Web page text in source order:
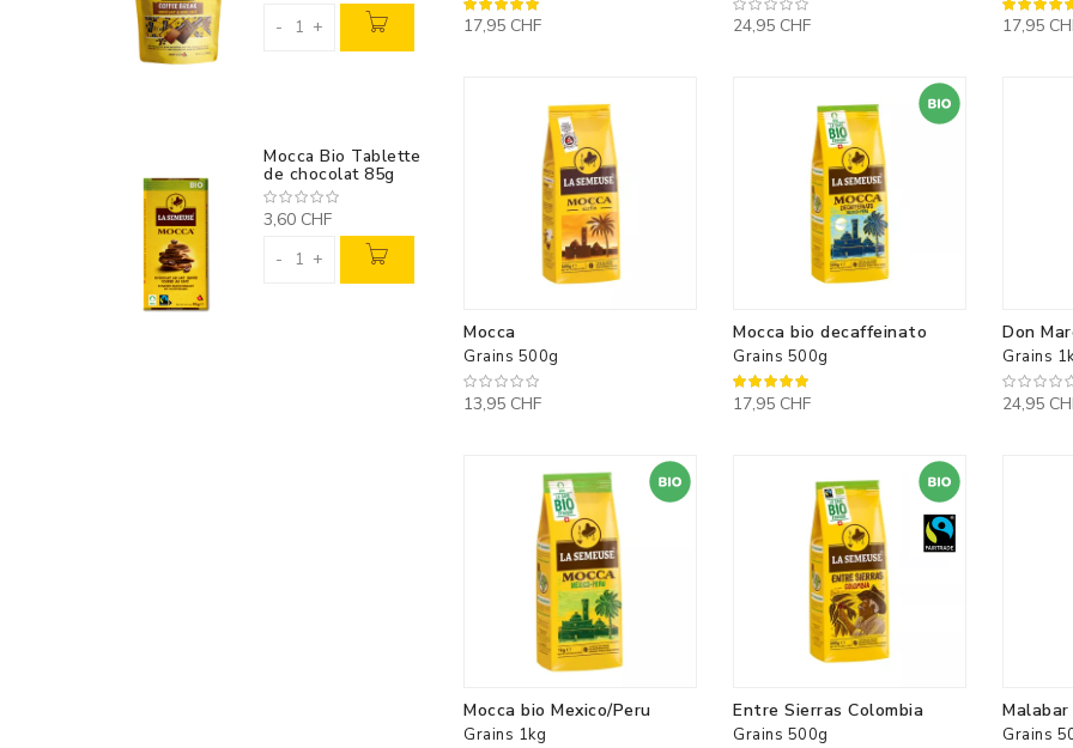
100%
17,95 CHF 24,95 CHF 100%
17,95
Mocca
Grains 500g
13,95 CHF
Mocca bio decaffeinato
Grains 500g
100%
17,95 CHF
Don
Grains
24,95
Mocca bio Mexico/Peru
Grains 1kg
Entre Sierras Colombia
Grains 500g
Malabar
Grains
-
+
Mocca Bio Tablette
de chocolat 85g
3,60 CHF
-
+